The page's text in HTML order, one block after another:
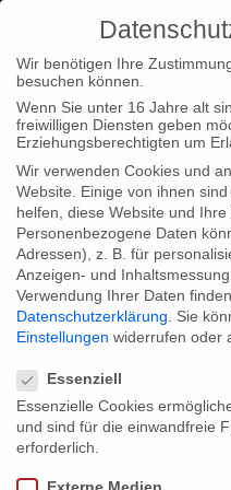
Home Typ|News
„Wadans Welt“
Wir freuen uns sehr, dass
DOK.fest München in diesem
Festival findet zwischen dem
Share:
Wir benötigen Ihre
besuchen können.
Wenn Sie unter 16 Jahre alt
freiwilligen Diensten geben
Erziehungsberechtigten um
Wir verwenden Cookies und
Website. Einige von ihnen
helfen, diese Website und
Personenbezogene Daten
Adressen), z. B. für
Anzeigen- und Inhaltsmessung.
Verwendung Ihrer Daten
Datenschutzerklärung
Sie
Einstellungen widerrufen oder
Essenziell
Essenzielle Cookies
und sind für die einwandfreie
erforderlich.